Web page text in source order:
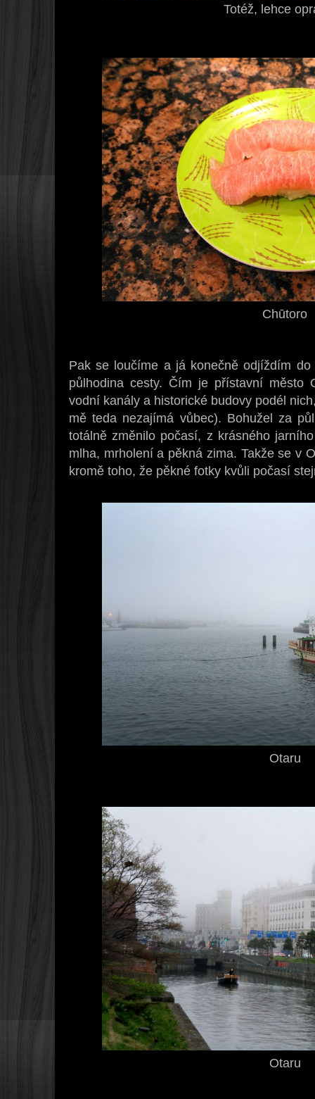
Totéž, lehce
Chūtoro
Pak se loučíme a já konečně odjíždím
půlhodina cesty. Čím je přístavní město
vodní kanály a historické budovy podél
mě teda nezajímá vůbec). Bohužel za
totálně změnilo počasí, z krásného
mlha, mrholení a pěkná zima. Takže se v
kromě toho, že pěkné fotky kvůli počasí
Otaru
Otaru